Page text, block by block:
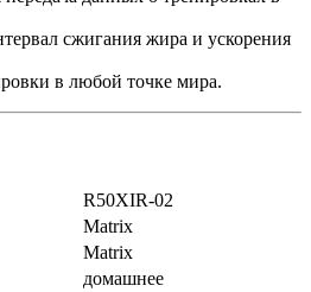
сжигания жира и ускорения
в любой точке мира.
R50XIR-02
Matrix
Matrix
домашнее